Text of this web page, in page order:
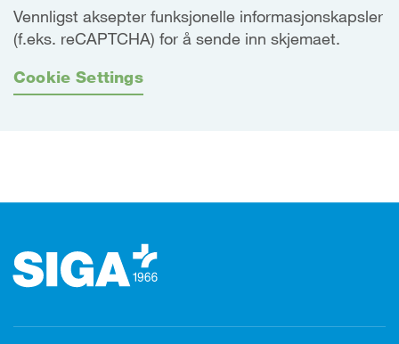
Vennligst aksepter funksjonelle informasjonskapsler
(f.eks. reCAPTCHA) for å sende inn skjemaet.
Cookie Settings